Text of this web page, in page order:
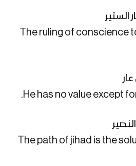
| عبدالسلام القحوم –
عبدالسلام القحوم 1446هـ
الستير
The ruling of conscience
He has no value except
The path of jihad is the